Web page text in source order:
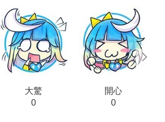
大驚
0
開心
0
next